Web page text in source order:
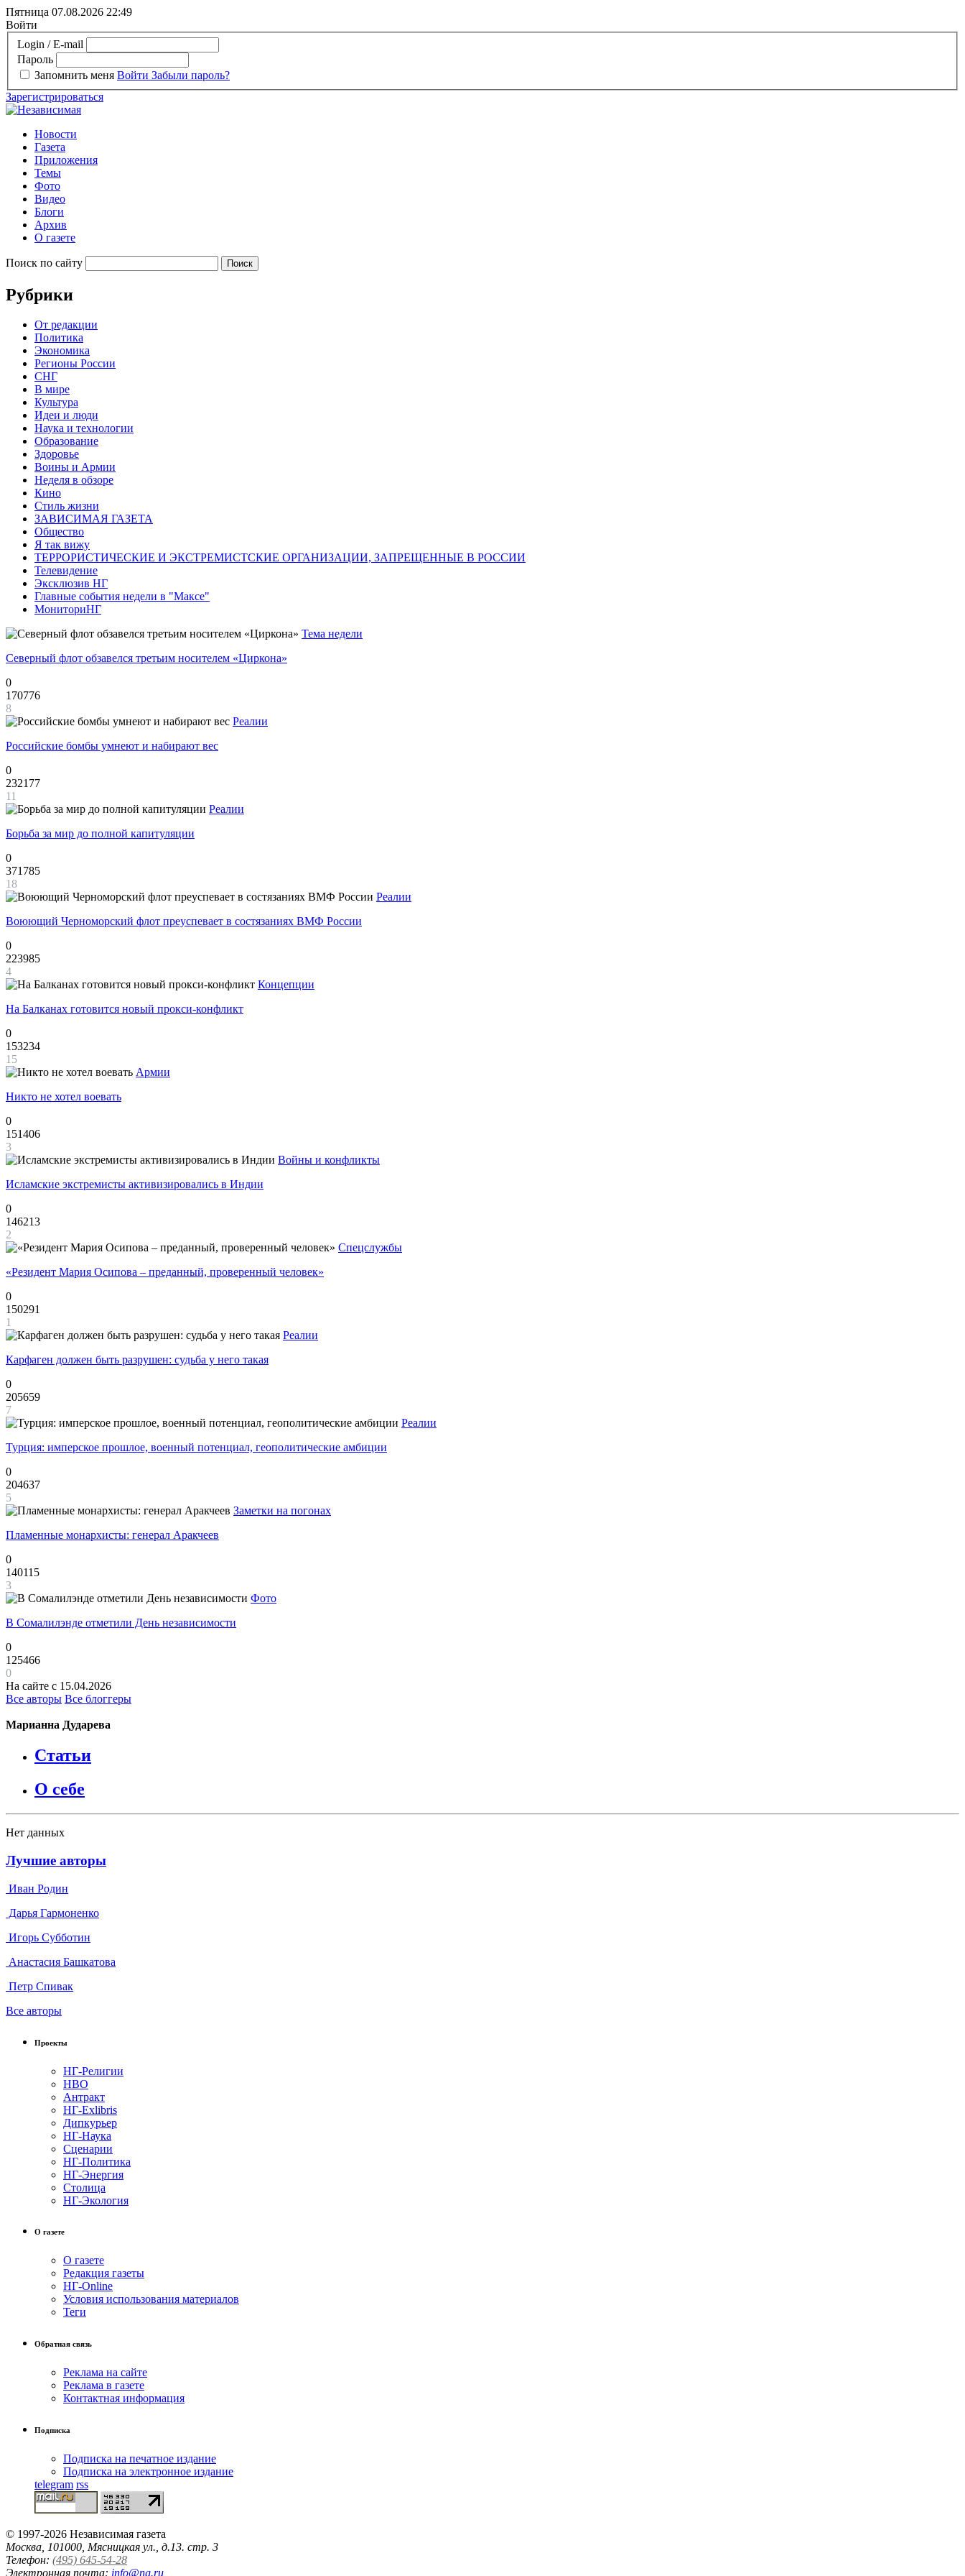
Пятница 07.08.2026 22:49
Войти
Login / E-mail
Пароль
Запомнить меня Войти Забыли пароль?
Зарегистрироваться
Новости
Газета
Приложения
Темы
Фото
Видео
Блоги
Архив
О газете
Поиск по сайту
Рубрики
От редакции
Политика
Экономика
Регионы России
СНГ
В мире
Культура
Идеи и люди
Наука и технологии
Образование
Здоровье
Воины и Армии
Неделя в обзоре
Кино
Стиль жизни
ЗАВИСИМАЯ ГАЗЕТА
Общество
Я так вижу
ТЕРРОРИСТИЧЕСКИЕ И ЭКСТРЕМИСТСКИЕ ОРГАНИЗАЦИИ, ЗАПРЕЩЕННЫЕ В РОССИИ
Телевидение
Эксклюзив НГ
Главные события недели в "Максе"
МониториНГ
Тема недели
Северный флот обзавелся третьим носителем «Циркона»
0
170776
8
Реалии
Российские бомбы умнеют и набирают вес
0
232177
11
Реалии
Борьба за мир до полной капитуляции
0
371785
18
Реалии
Воюющий Черноморский флот преуспевает в состязаниях ВМФ России
0
223985
4
Концепции
На Балканах готовится новый прокси-конфликт
0
153234
15
Армии
Никто не хотел воевать
0
151406
3
Войны и конфликты
Исламские экстремисты активизировались в Индии
0
146213
2
Спецслужбы
«Резидент Мария Осипова – преданный, проверенный человек»
0
150291
1
Реалии
Карфаген должен быть разрушен: судьба у него такая
0
205659
7
Реалии
Турция: имперское прошлое, военный потенциал, геополитические амбиции
0
204637
5
Заметки на погонах
Пламенные монархисты: генерал Аракчеев
0
140115
3
Фото
В Сомалилэнде отметили День независимости
0
125466
0
На сайте с 15.04.2026
Все авторы Все блоггеры
Марианна Дударева
Статьи
О себе
Нет данных
Лучшие авторы
Иван Родин
Дарья Гармоненко
Игорь Субботин
Анастасия Башкатова
Петр Спивак
Все авторы
Проекты
НГ-Религии
НВО
Антракт
НГ-Exlibris
Дипкурьер
НГ-Наука
Сценарии
НГ-Политика
НГ-Энергия
Столица
НГ-Экология
О газете
О газете
Редакция газеты
НГ-Online
Условия использования материалов
Теги
Обратная связь
Реклама на сайте
Реклама в газете
Контактная информация
Подписка
Подписка на печатное издание
Подписка на электронное издание
telegram rss
© 1997-2026 Независимая газета
Москва, 101000, Мясницкая ул., д.13. стр. 3
Телефон: (495) 645-54-28
Электронная почта: info@ng.ru